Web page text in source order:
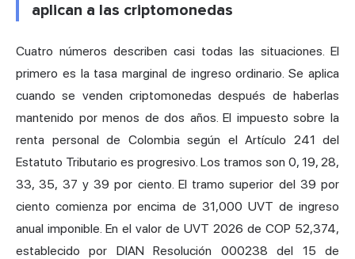
aplican a las criptomonedas
Cuatro números describen casi todas las situaciones. El
primero es la tasa marginal de ingreso ordinario. Se aplica
cuando se venden criptomonedas después de haberlas
mantenido por menos de dos años. El impuesto sobre la
renta personal de Colombia según el Artículo 241 del
Estatuto Tributario es progresivo. Los tramos son 0, 19, 28,
33, 35, 37 y 39 por ciento. El tramo superior del 39 por
ciento comienza por encima de 31,000 UVT de ingreso
anual imponible. En el valor de UVT 2026 de COP 52,374,
establecido por DIAN Resolución 000238 del 15 de